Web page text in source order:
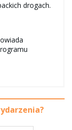
drogach.